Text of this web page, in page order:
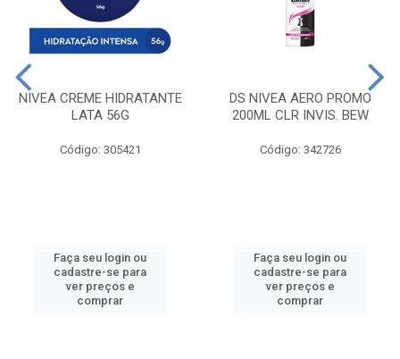
NIVEA CREME HIDRATANTE
LATA 56G
Código: 305421
Faça seu login ou
cadastre-se para
ver preços e
comprar
DS NIVEA AERO PROMO
200ML CLR INVIS. BEW
Código: 342726
Faça seu login ou
cadastre-se para
ver preços e
comprar